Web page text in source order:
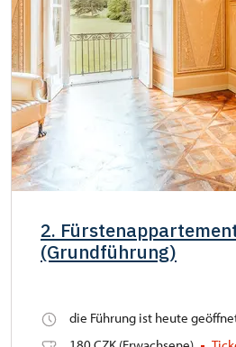
2.
(Grundführung)
die Führung ist heute